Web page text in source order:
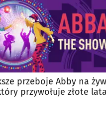
przeboje Abby na
przywołuje złote lata